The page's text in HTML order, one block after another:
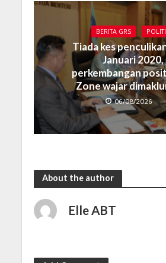
BERITA GRS
Tiada kes
Januari 2020,
perkembangan
Zone wajar
06/08/2026
About the author
Elle ABT